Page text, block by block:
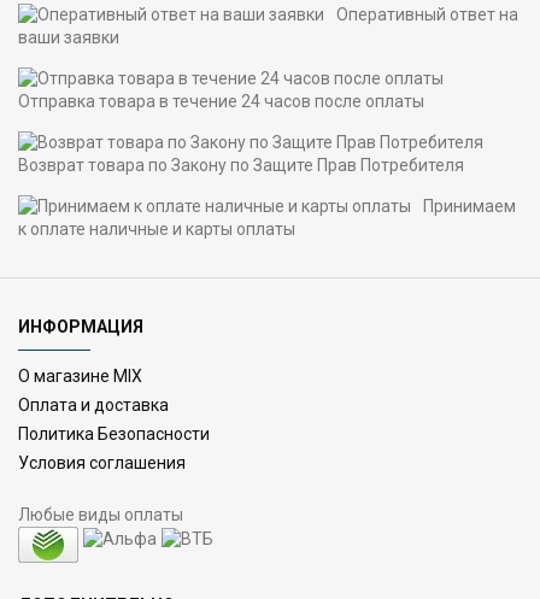
Оперативный ответ на
ваши заявки
Отправка товара в течение 24 часов после оплаты
Возврат товара по Закону по Защите Прав Потребителя
Принимаем
к оплате наличные и карты оплаты
ИНФОРМАЦИЯ
О магазине MIX
Оплата и доставка
Политика Безопасности
Условия соглашения
Любые виды оплаты